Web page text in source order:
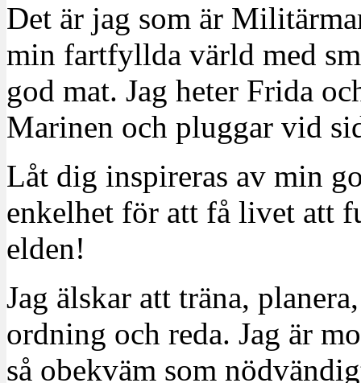
Det är jag som är
min fartfyllda värld med
god mat. Jag heter Frida
Marinen och pluggar vid
Låt dig inspireras av min
enkelhet för att få livet att
elden!
Jag älskar att träna,
ordning och reda. Jag är
så obekväm som